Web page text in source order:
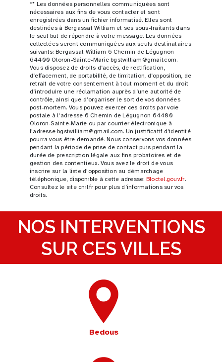
** Les données personnelles communiquées sont
nécessaires aux fins de vous contacter et sont
enregistrées dans un fichier informatisé. Elles sont
destinées à Bergassat William et ses sous-traitants dans
le seul but de répondre à votre message. Les données
collectées seront communiquées aux seuls destinataires
suivants: Bergassat William 6 Chemin de Légugnon
64400 Oloron-Sainte-Marie bgstwilliam@gmail.com.
Vous disposez de droits d’accès, de rectification,
d’effacement, de portabilité, de limitation, d’opposition, de
retrait de votre consentement à tout moment et du droit
d’introduire une réclamation auprès d’une autorité de
contrôle, ainsi que d’organiser le sort de vos données
post-mortem. Vous pouvez exercer ces droits par voie
postale à l'adresse 6 Chemin de Légugnon 64400
Oloron-Sainte-Marie ou par courrier électronique à
l'adresse bgstwilliam@gmail.com. Un justificatif d'identité
pourra vous être demandé. Nous conservons vos données
pendant la période de prise de contact puis pendant la
durée de prescription légale aux fins probatoires et de
gestion des contentieux. Vous avez le droit de vous
inscrire sur la liste d'opposition au démarchage
téléphonique, disponible à cette adresse: Bloctel.gouv.fr.
Consultez le site cnil.fr pour plus d’informations sur vos
droits.
NOS INTERVENTIONS
SUR CES VILLES
Bedous